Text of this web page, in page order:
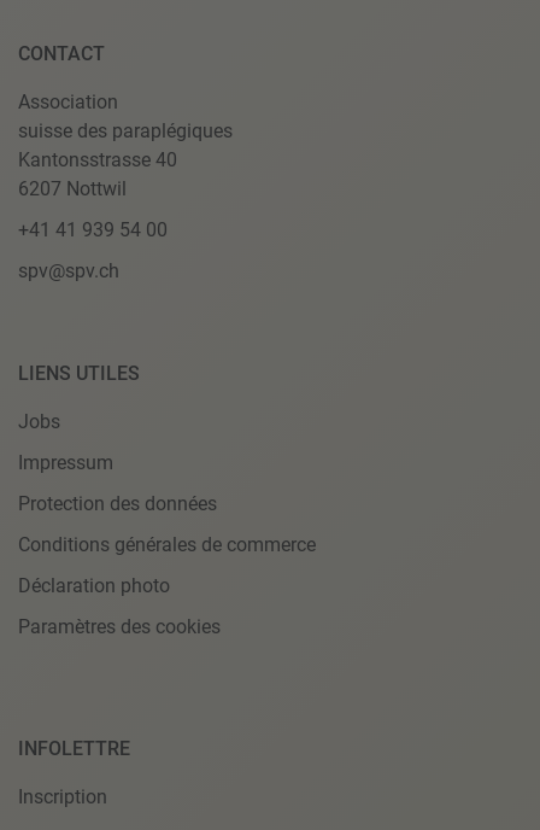
CONTACT
Association
suisse des paraplégiques
Kantonsstrasse 40
6207 Nottwil
+41 41 939 54 00
spv@spv.ch
LIENS UTILES
Jobs
Impressum
Protection des données
Conditions générales de commerce
Déclaration photo
Paramètres des cookies
INFOLETTRE
Inscription